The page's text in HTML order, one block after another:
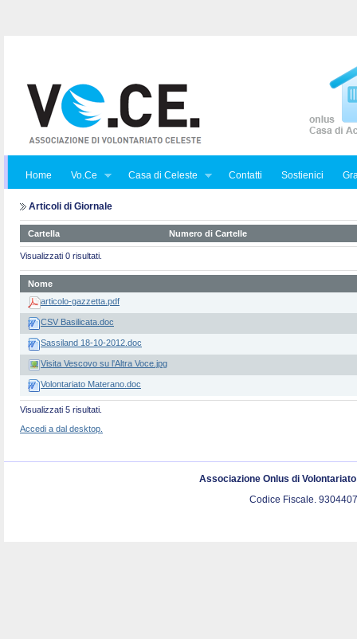
Home Vo.Ce Casa di Celeste Contatti Sostienici
Articoli di Giornale
Cartella Numero di Cartelle
Visualizzati 0 risultati.
Nome
articolo-gazzetta.pdf
CSV Basilicata.doc
Sassiland 18-10-2012.doc
Visita Vescovo su l'Altra Voce.jpg
Volontariato Materano.doc
Visualizzati 5 risultati.
Accedi a dal desktop.
Associazione Onlus di
Codice Fiscale.